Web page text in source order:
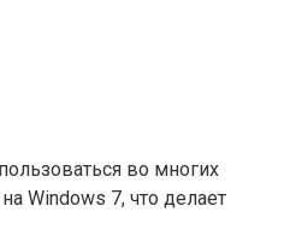
во многих
Windows 7, что делает